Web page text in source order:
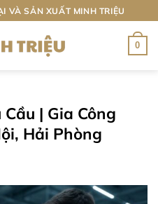
VÀ SẢN XUẤT MINH TRIỆU
0
| Gia Công
Hải Phòng